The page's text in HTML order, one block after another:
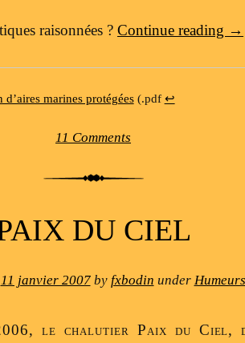
raisonnées ? Continue reading →
marines protégées(.pdf ↩
11 Comments
DU CIEL
11 janvier 2007by fxbodin under Humeurs
le chalutier Paix du Ciel,